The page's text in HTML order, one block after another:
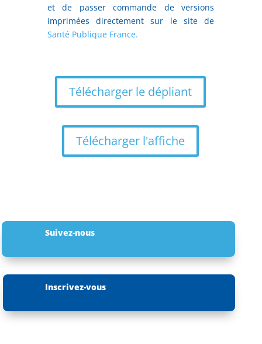
et de passer commande de versions
imprimées directement sur le site de
Santé Publique France.
Télécharger le dépliant
Télécharger l'affiche
Suivez-nous
Inscrivez-vous